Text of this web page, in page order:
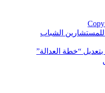
الشباب
“خطة العدالة”